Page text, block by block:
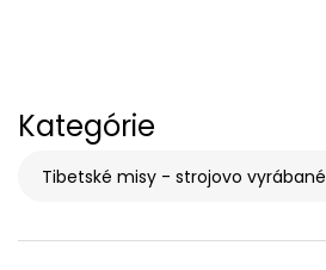
Kategórie
Tibetské misy - strojovo vyrábané